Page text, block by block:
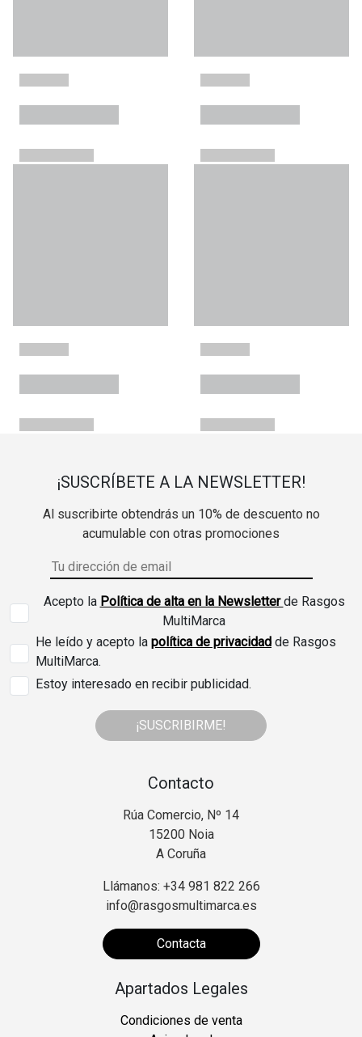
¡SUSCRÍBETE A LA NEWSLETTER!
Al suscribirte obtendrás un 10% de descuento no
acumulable con otras promociones
Acepto la Política de alta en la Newsletterde Rasgos
MultiMarca
He leído y acepto la política de privacidad de Rasgos
MultiMarca.
Estoy interesado en recibir publicidad.
¡SUSCRIBIRME!
Contacto
Rúa Comercio, Nº 14
15200 Noia
A Coruña
Llámanos: +34 981 822 266
info@rasgosmultimarca.es
Contacta
Apartados Legales
Condiciones de venta